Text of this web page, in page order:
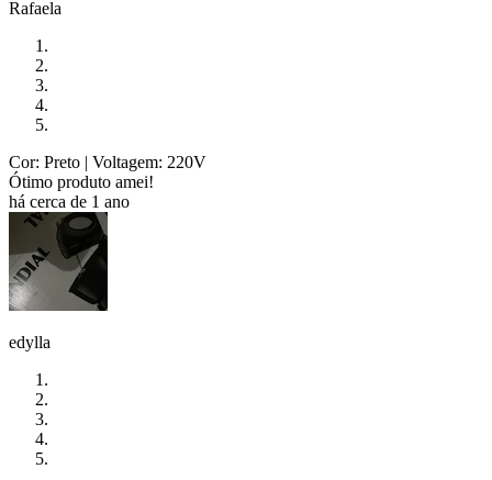
Rafaela
Cor: Preto | Voltagem: 220V
Ótimo produto amei!
há cerca de 1 ano
edylla